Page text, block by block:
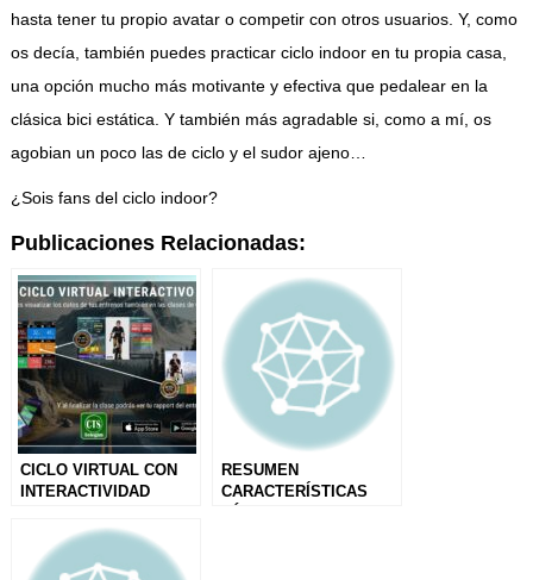
hasta tener tu propio avatar o competir con otros usuarios. Y, como
os decía, también puedes practicar ciclo indoor en tu propia casa,
una opción mucho más motivante y efectiva que pedalear en la
clásica bici estática. Y también más agradable si, como a mí, os
agobian un poco las de ciclo y el sudor ajeno…
¿Sois fans del ciclo indoor?
Publicaciones Relacionadas:
CICLO VIRTUAL CON
INTERACTIVIDAD
RESUMEN
CARACTERÍSTICAS